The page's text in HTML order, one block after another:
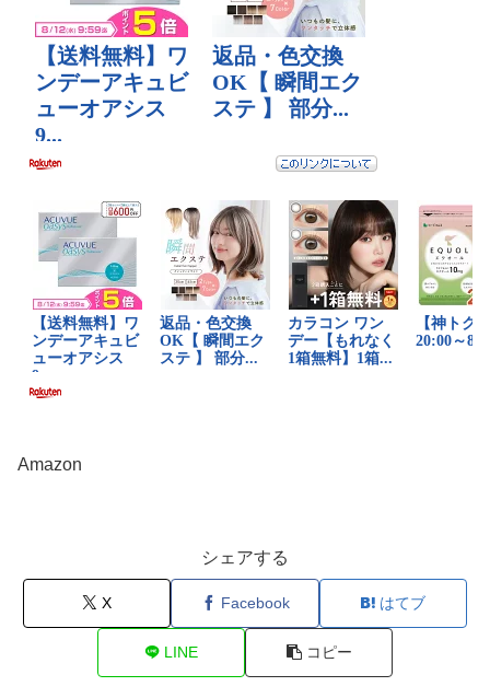
Amazon
シェアする
X Facebook はてブ
LINE コピー